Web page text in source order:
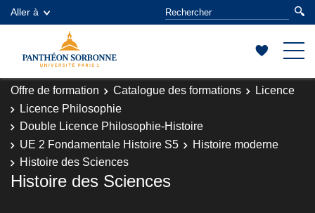
Aller à
Offre de formation Catalogue des formations
Licence
Licence Philosophie
Double Licence Philosophie-Histoire
UE 2 Fondamentale Histoire S5
Histoire moderne
Histoire des Sciences
Histoire des Sciences